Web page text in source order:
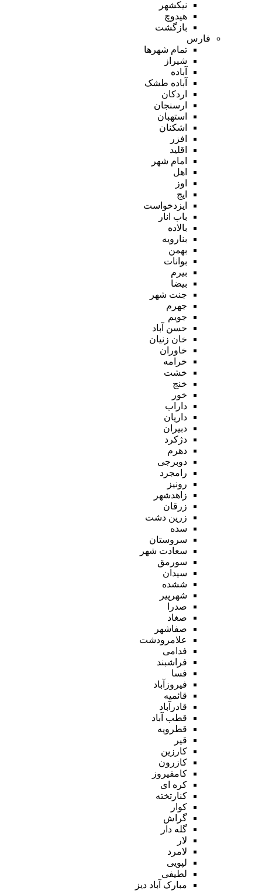
نیکشهر
هیدوچ
بازگشت
فارس
تمام شهر‌ها
شیراز
آباده
آباده طشک
اردکان
ارسنجان
استهبان
اشکنان
افزر
اقلید
امام شهر
اهل
اوز
ایج
ایزدخواست
باب انار
بالاده
بنارویه
بهمن
بوانات
بیرم
بیضا
جنت شهر
جهرم
جویم
حسن آباد
خان زنیان
خاوران
خرامه
خشت
خنج
خور
داراب
داریان
دبیران
دژکرد
دهرم
دوبرجی
رامجرد
رونیز
زاهدشهر
زرقان
زرین دشت
سده
سروستان
سعادت شهر
سورمق
سیدان
ششده
شهرپیر
صدرا
صغاد
صفاشهر
علامرودشت
فدامی
فراشبند
فسا
فیروزآباد
قائمیه
قادرآباد
قطب آباد
قطرویه
قیر
کارزین
کازرون
کامفیروز
کره ای
کنارتخته
کوار
گراش
گله دار
لار
لامرد
لپویی
لطیفی
مبارک آباد دیز